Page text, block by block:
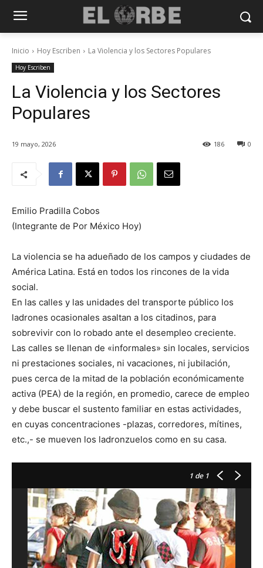
Inicio Hoy Escriben La Violencia y los Sectores Populares
Hoy Escriben
La Violencia y los Sectores
Populares
19 mayo, 2026 0
186
Emilio Pradilla Cobos
(Integrante de Por México Hoy)
La violencia se ha adueñado de los campos y ciudades de
América Latina. Está en todos los rincones de la vida
social.
En las calles y las unidades del transporte público los
ladrones ocasionales asaltan a los citadinos, para
sobrevivir con lo robado ante el desempleo creciente.
Las calles se llenan de «informales» sin locales, servicios
ni prestaciones sociales, ni vacaciones, ni jubilación,
pues cerca de la mitad de la población económicamente
activa (PEA) de la región, en promedio, carece de empleo
y debe buscar el sustento familiar en estas actividades,
en cuyas concentraciones -plazas, corredores, mítines,
etc.,- se mueven los ladronzuelos como en su casa.
1 de 1